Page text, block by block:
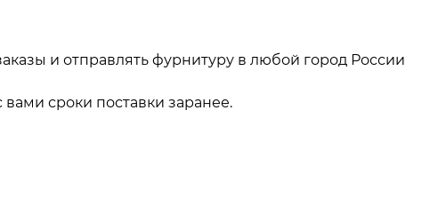
и отправлять фурнитуру в любой город России
сроки поставки заранее.